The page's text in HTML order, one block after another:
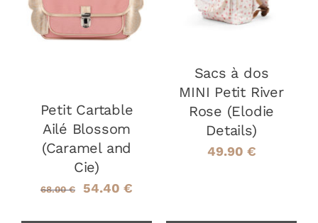
DÉTAILS
Petit Cartable
Ailé Blossom
(Caramel and
Cie)
68.00€
Le
54.40 €
Sacs à dos
MINI Petit River
Rose (Elodie
Details)
49.90 €